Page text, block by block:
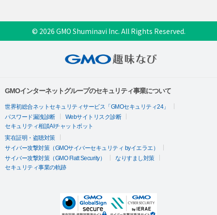
© 2026 GMO Shuminavi Inc. All Rights Reserved.